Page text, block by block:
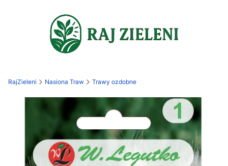
RajZieleni Nasiona Traw Trawy ozdobne